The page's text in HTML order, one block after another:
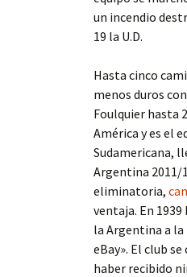
un incendio
19 la U.D.
Hasta cinco
menos duros
Foulquier hasta
América y es el
Sudamericana,
Argentina 2011/
eliminatoria,
ventaja. En
la Argentina a
eBay». El club
haber recibido